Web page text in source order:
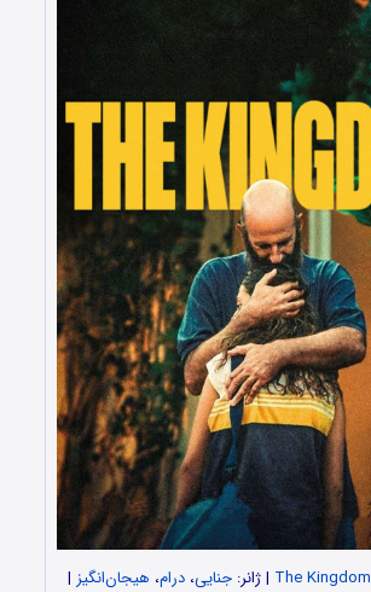
The Kingdom | ژانر:جنایی،درام، هیجان‌انگیز |